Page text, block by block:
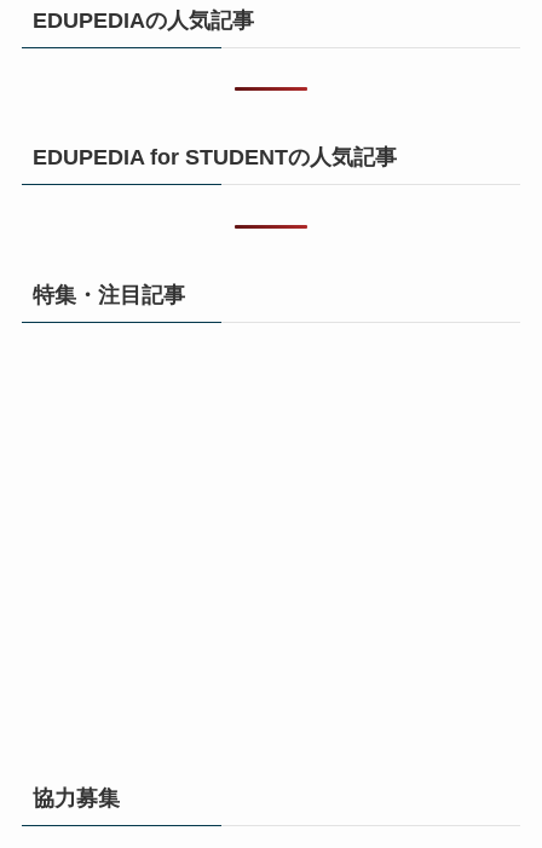
EDUPEDIAの人気記事
EDUPEDIA for STUDENTの人気記事
特集・注目記事
協力募集